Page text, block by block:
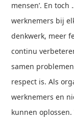
mensen’. En
werknemers bij
denkwerk, meer
continu
samen
respect is. Als
werknemers en
kunnen